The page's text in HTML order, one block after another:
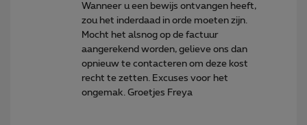
Wanneer u een bewijs ontvangen heeft,
zou het inderdaad in orde moeten zijn.
Mocht het alsnog op de factuur
aangerekend worden, gelieve ons dan
opnieuw te contacteren om deze kost
recht te zetten. Excuses voor het
ongemak. Groetjes Freya